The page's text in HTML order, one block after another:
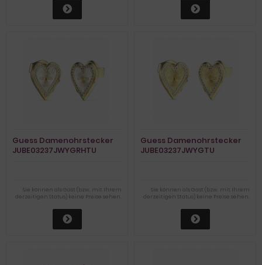
Guess Damenohrstecker
JUBE03237JWYGRHTU
Sie können als Gast (bzw. mit Ihrem
derzeitigen Status) keine Preise sehen.
Guess Damenohrstecker
JUBE03237JWYGTU
Sie können als Gast (bzw. mit Ihrem
derzeitigen Status) keine Preise sehen.